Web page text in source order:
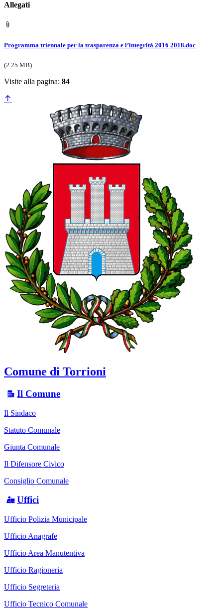
Allegati
Programma triennale per la trasparenza e l’integrità 2016 2018.doc
(2.25 MB)
Visite alla pagina: 84
Comune di Torrioni
Il Comune
Il Sindaco
Statuto Comunale
Giunta Comunale
Il Difensore Civico
Consiglio Comunale
Uffici
Ufficio Polizia Municipale
Ufficio Anagrafe
Ufficio Area Manutentiva
Ufficio Ragioneria
Ufficio Segreteria
Ufficio Tecnico Comunale